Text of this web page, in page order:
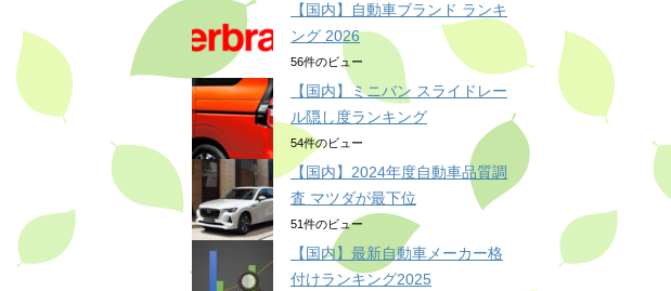
【国内】自動車ブランド ランキ
ング 2026
56件のビュー
【国内】ミニバン スライドレー
ル隠し度ランキング
54件のビュー
【国内】2024年度自動車品質調
査 マツダが最下位
51件のビュー
【国内】最新自動車メーカー格
付けランキング2025